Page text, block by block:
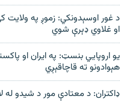
د غور اوسېدونکي: زموږ په ولایت
او غلاوي ډېرې شوي
یو اروپايي بنسټ: په ایران او
هېوادونو ته قاچاقېږي
ډاکتران: د معتادې مور د شیدو